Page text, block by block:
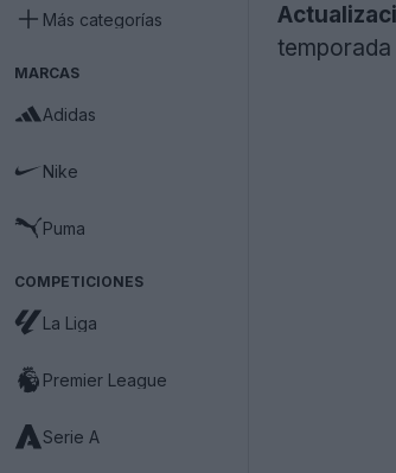
Más categorías
MARCAS
Adidas
Nike
Puma
COMPETICIONES
La Liga
Premier League
Serie A